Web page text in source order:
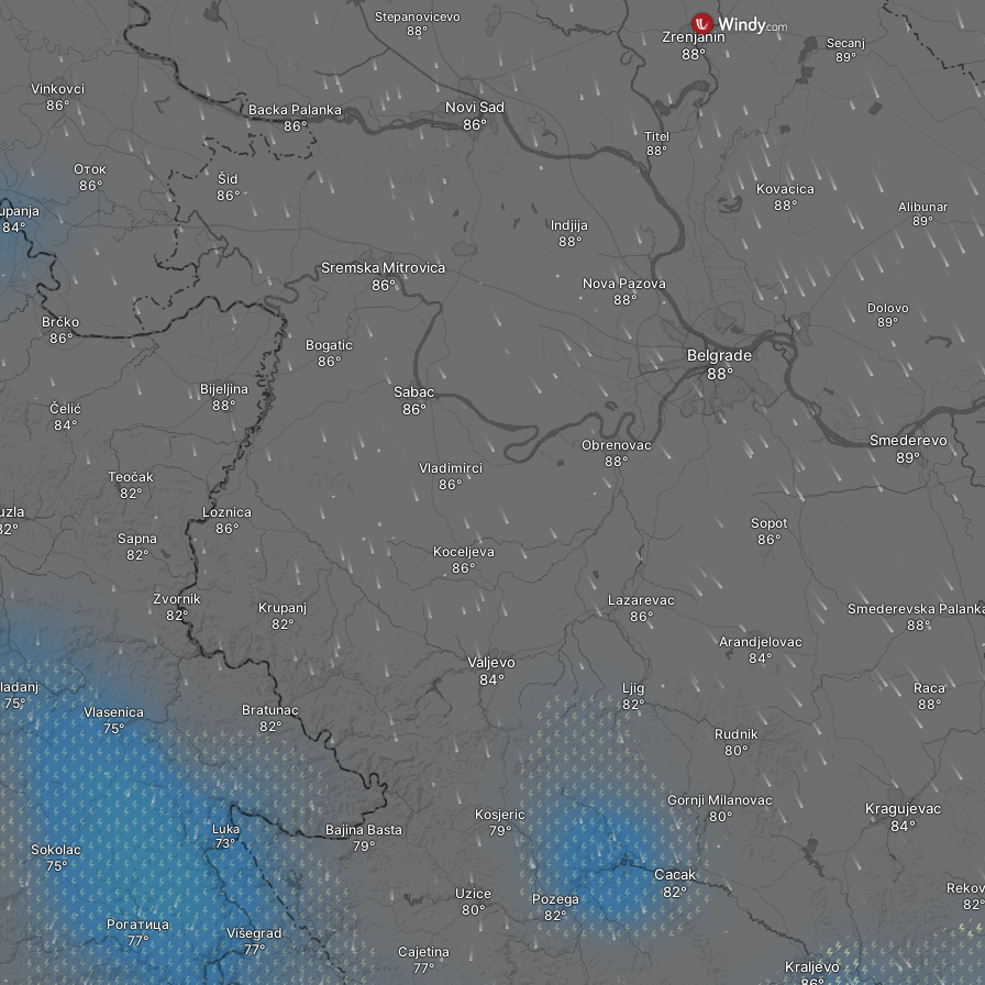
Ljig
Lazarevac
Valjevo
Koceljeva
Smederevska
Sopot
Rudnik
Arandjelovac
Raca
Obrenovac
Vladimirci
Sabac
Indjija
Nova Pazova
Belgrade
Smederevo
Alibunar
Dolovo
Cajetina
Uzice
Cacak
Pozega
Kosjeric
Gornji Milanovac
Kraljevo
Kragujevac
Sapna
Loznica
Zvornik
Bratunac
Krupanj
Bogatic
Bijeljina
Teočak
Sremska Mitrovica
Рогатица
Luka Bajina Basta
Višegrad
Stepanovicevo
Titel
Novi Sad
Secanj
Kovacica
Zrenjanin
Backa Palanka
Šid
Vlasenica
Brčko
Čelić
Sokolac
Vinkovci
Оток